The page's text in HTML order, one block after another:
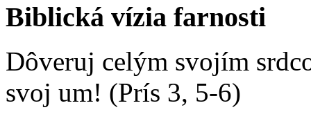
Biblická vízia farnosti
Dôveruj celým svojím
svoj um! (Prís 3, 5-6)